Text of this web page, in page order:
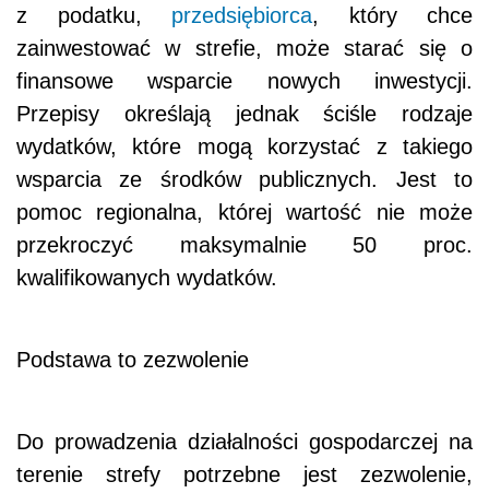
z podatku, przedsiębiorca, który chce
zainwestować w strefie, może starać się o
finansowe wsparcie nowych inwestycji.
Przepisy określają jednak ściśle rodzaje
wydatków, które mogą korzystać z takiego
wsparcia ze środków publicznych. Jest to
pomoc regionalna, której wartość nie może
przekroczyć maksymalnie 50 proc.
kwalifikowanych wydatków.
Podstawa to zezwolenie
Do prowadzenia działalności gospodarczej na
terenie strefy potrzebne jest zezwolenie,